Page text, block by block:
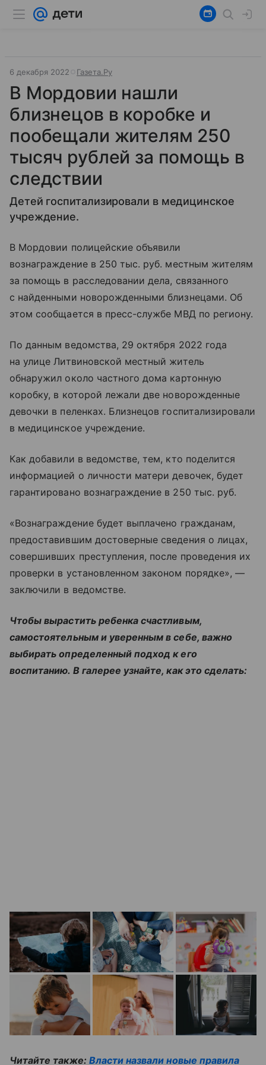
6 декабря 2022 Газета.Ру
В Мордовии нашли
близнецов в коробке и
пообещали жителям 250
тысяч рублей за помощь в
следствии
Детей госпитализировали в медицинское
учреждение.
В Мордовии полицейские объявили
вознаграждение в 250 тыс. руб. местным жителям
за помощь в расследовании дела, связанного
с найденными новорожденными близнецами. Об
этом сообщается в пресс-службе МВД по региону.
По данным ведомства, 29 октября 2022 года
на улице Литвиновской местный житель
обнаружил около частного дома картонную
коробку, в которой лежали две новорожденные
девочки в пеленках. Близнецов госпитализировали
в медицинское учреждение.
Как добавили в ведомстве, тем, кто поделится
информацией о личности матери девочек, будет
гарантировано вознаграждение в 250 тыс. руб.
«Вознаграждение будет выплачено гражданам,
предоставившим достоверные сведения о лицах,
совершивших преступления, после проведения их
проверки в установленном законом порядке», —
заключили в ведомстве.
Чтобы вырастить ребенка счастливым,
самостоятельным и уверенным в себе, важно
выбирать определенный подход к его
воспитанию. В галерее узнайте, как это сделать:
Читайте также: Власти назвали новые правила